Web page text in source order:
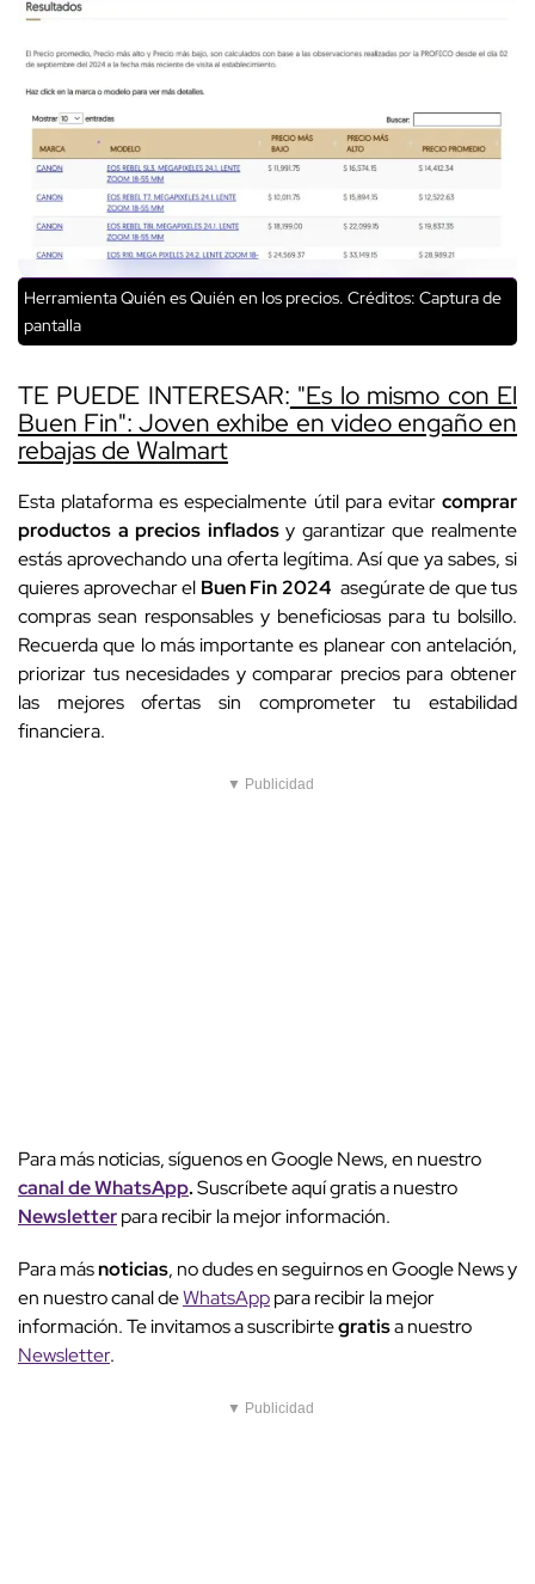
Herramienta Quién es Quién en los precios. Créditos: Captura de
pantalla
TE PUEDE INTERESAR: "Es lo mismo con El
Buen Fin": Joven exhibe en video engaño en
rebajas de Walmart
Esta plataforma es especialmente útil para evitar comprar
productos a precios infladosy garantizar que realmente
estás aprovechando una oferta legítima. Así que ya sabes, si
quieres aprovechar el Buen Fin 2024 asegúrate de que tus
compras sean responsables y beneficiosas para tu bolsillo.
Recuerda que lo más importante es planear con antelación,
priorizar tus necesidades y comparar precios para obtener
las mejores ofertas sin comprometer tu estabilidad
financiera.
▼ Publicidad
Para más noticias, síguenos en Google News, en nuestro
canal de WhatsApp.Suscríbete aquí gratis a nuestro
Newsletterpara recibir la mejor información.
Para másnoticias, no dudes en seguirnos en Google News y
en nuestro canal deWhatsApppara recibir la mejor
información. Te invitamos a suscribirtegratisa nuestro
Newsletter.
▼ Publicidad